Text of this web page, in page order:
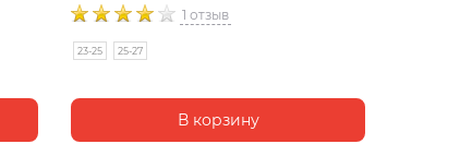
1 отзыв
23-25 25-27